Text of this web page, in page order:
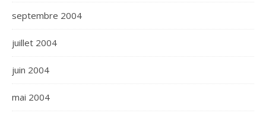
septembre 2004
juillet 2004
juin 2004
mai 2004